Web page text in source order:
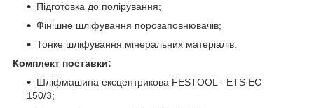
Підготовка до полірування;
Фінішне шліфування порозаповнювачів;
Тонке шліфування мінеральних матеріалів.
Комплект поставки:
Шліфмашина ексцентрикова FESTOOL - ETS EC
150/3;